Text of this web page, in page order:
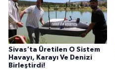
Sivas'ta Üretilen O Sistem
Havayı, Karayı Ve Denizi
Birleştirdi!